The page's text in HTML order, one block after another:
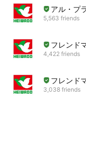
アル・プ
5,563 friends
フレンド
4,422 friends
フレンド
3,038 friends